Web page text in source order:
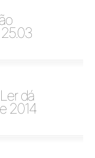
dá
2014